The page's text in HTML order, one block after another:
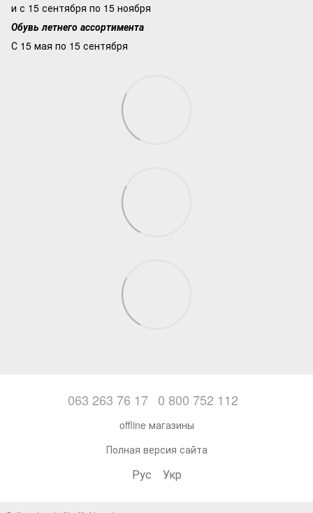
и с 15 сентября по 15 ноября
Обувь летнего ассортимента
С 15 мая по 15 сентября
063 263 76 17 0 800 752 112
offline магазины
Полная версия сайта
Рус Укр